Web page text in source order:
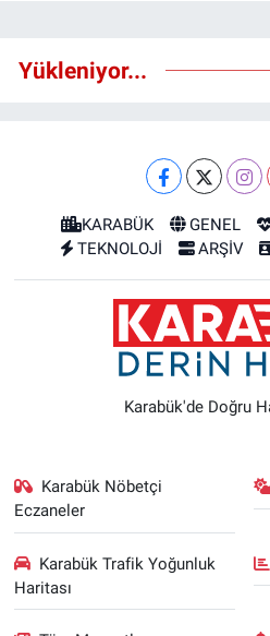
Yükleniyor...
KARABÜK GENEL
TEKNOLOJİ
ARŞİV
Karabük'de Doğru
Karabük Nöbetçi
Eczaneler
Karabük Trafik Yoğunluk
Haritası